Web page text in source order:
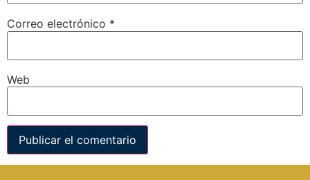
Correo electrónico *
Web